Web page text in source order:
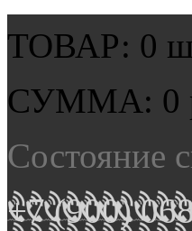
ТОВАР: 0
СУММА: 0
Состояние
+7 (900)